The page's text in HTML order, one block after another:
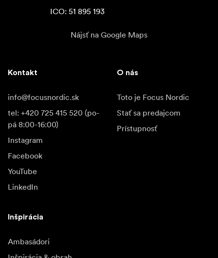
ICO: 51 895 193
Nájsť na Google Maps
Kontakt
info@focusnordic.sk
tel: +420 725 415 520 (po-
pá 8:00-16:00)
Instagram
Facebook
YouTube
LinkedIn
O nás
Toto je Focus Nordic
Stať sa predajcom
Prístupnosť
Inšpirácia
Ambasádori